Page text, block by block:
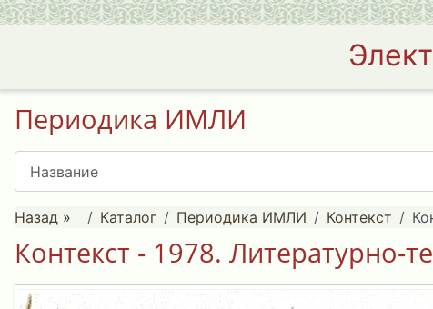
Периодика ИМЛИ
Назад » Каталог Периодика ИМЛИ Контекст
Контекст - 1978. Литературно-